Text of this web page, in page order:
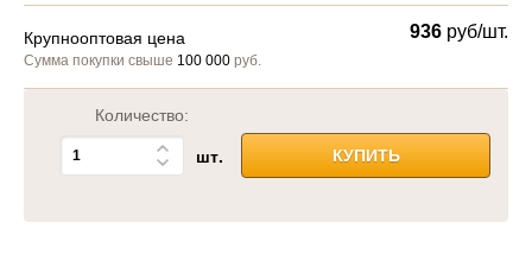
Крупнооптовая цена
Сумма покупки свыше 100 000 руб.
936 руб/шт.
Количество:
шт. КУПИТЬ